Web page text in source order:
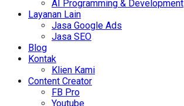
AI Programming & Development
Layanan Lain
Jasa Google Ads
Jasa SEO
Blog
Kontak
Klien Kami
Content Creator
FB Pro
Youtube